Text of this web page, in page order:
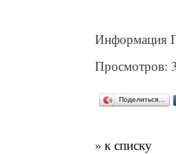
Информация
Просмотров:
Поделиться…
» к списку